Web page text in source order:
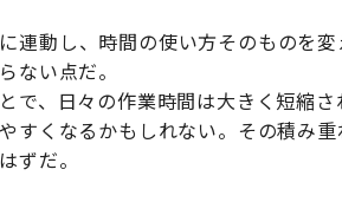
動し、時間の使い方そのものを
ない点だ。
、日々の作業時間は大きく短縮さ
すくなるかもしれない。その積み
ずだ。